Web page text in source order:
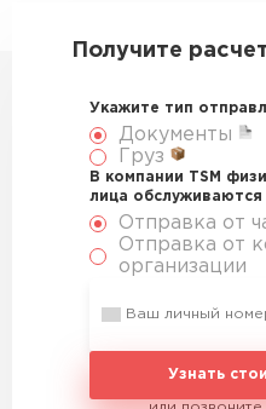
Получите
Укажите тип
Документы
Груз
В компании TSM
лица
Отправка от
Отправка от
организации
Узнать